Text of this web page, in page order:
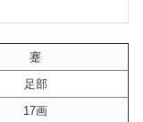
蹇
足部
17画